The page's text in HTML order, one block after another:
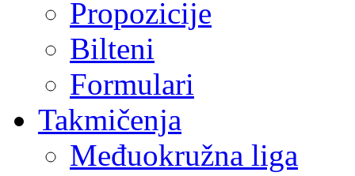
Propozicije
Bilteni
Formulari
Takmičenja
Međuokružna liga